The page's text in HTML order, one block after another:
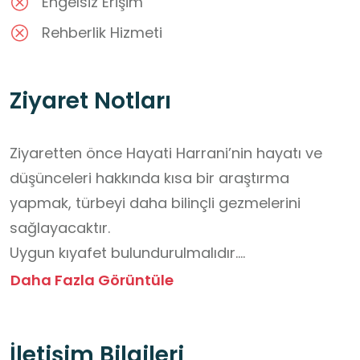
Rehberlik Hizmeti
Ziyaret Notları
Ziyaretten önce Hayati Harrani’nin hayatı ve
düşünceleri hakkında kısa bir araştırma
yapmak, türbeyi daha bilinçli gezmelerini
sağlayacaktır.
Uygun kıyafet bulundurulmalıdır.
Türbe ziyareti sırasında sessiz olunmalı, ibadet
Türbe çevresinde yemek yemek uygun değildir;
Daha Fazla Görüntüle